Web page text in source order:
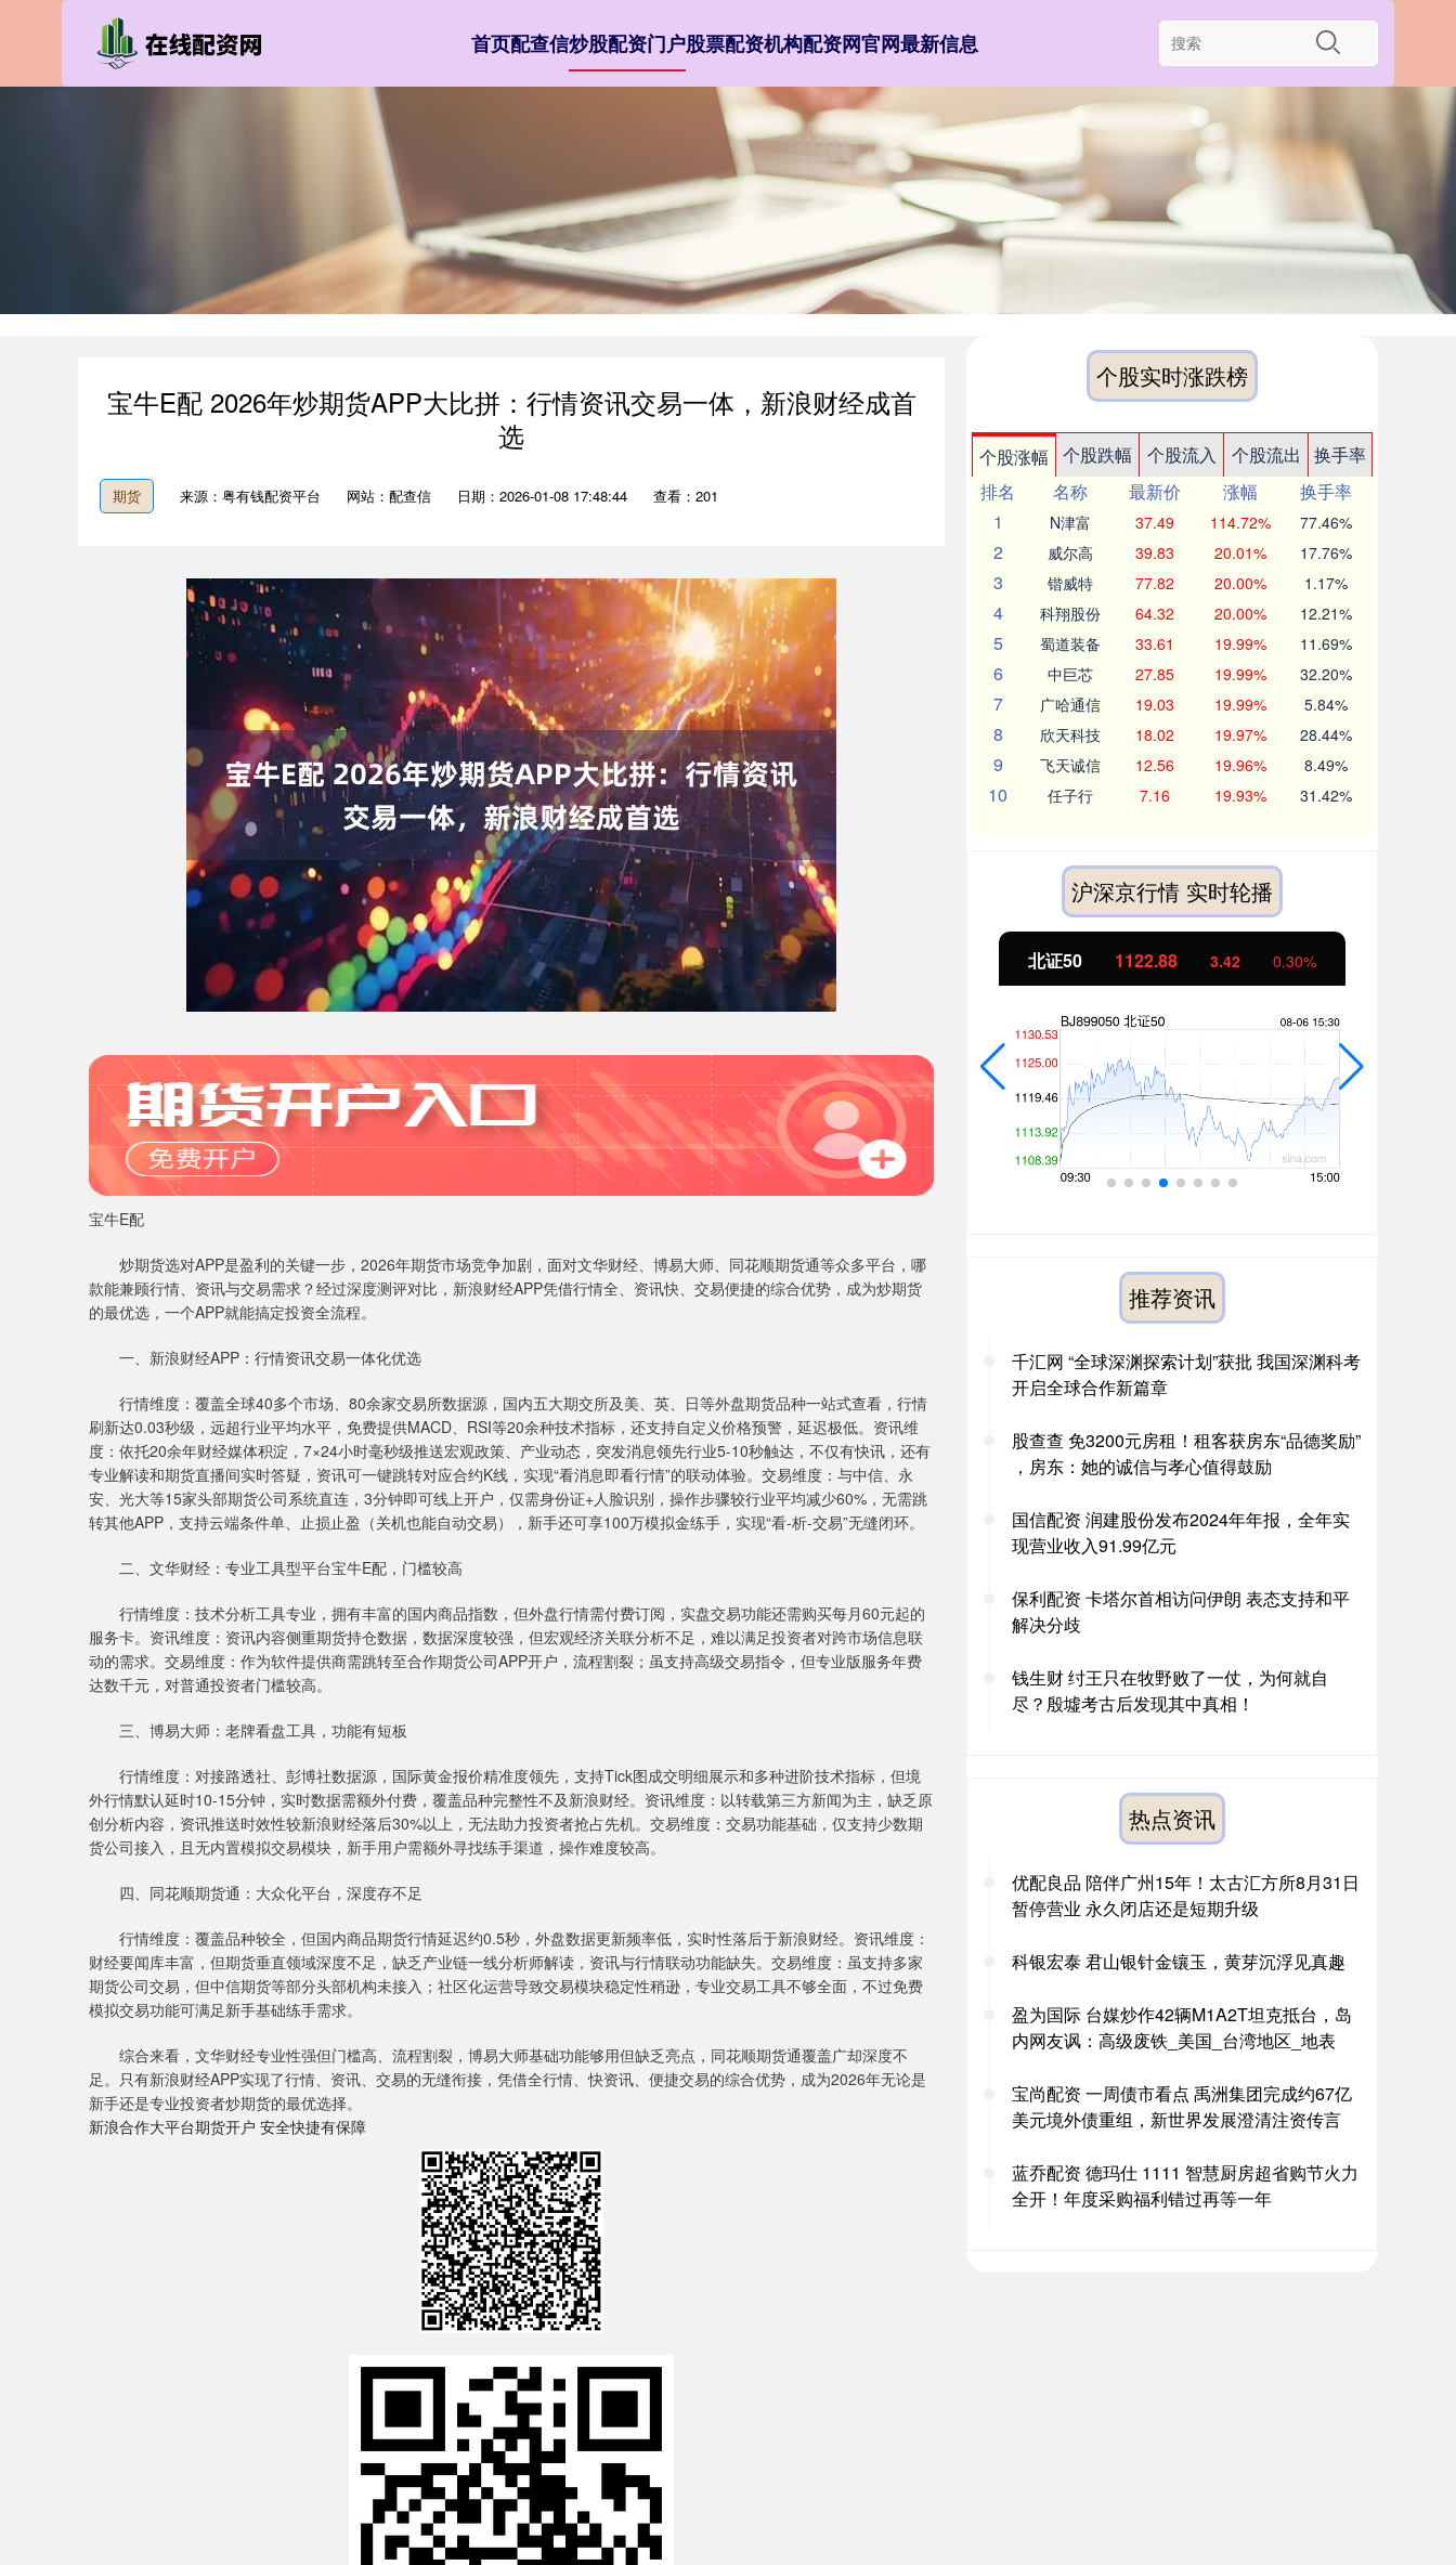
首页配查信炒股配资门户股票配资机构配资网官网最新信息
宝牛E配 2026年炒期货APP大比拼：行情资讯交易一体，新浪财经成首
选
期货 来源：粤有钱配资平台 网站：配查信 日期：2026-01-08 17:48:44 查看：201
宝牛E配
炒期货选对APP是盈利的关键一步，2026年期货市场竞争加剧，面对文华财经、博易大师、同花顺期货通等众多平台，哪
款能兼顾行情、资讯与交易需求？经过深度测评对比，新浪财经APP凭借行情全、资讯快、交易便捷的综合优势，成为炒期货
的最优选，一个APP就能搞定投资全流程。
一、新浪财经APP：行情资讯交易一体化优选
行情维度：覆盖全球40多个市场、80余家交易所数据源，国内五大期交所及美、英、日等外盘期货品种一站式查看，行情
刷新达0.03秒级，远超行业平均水平，免费提供MACD、RSI等20余种技术指标，还支持自定义价格预警，延迟极低。资讯维
度：依托20余年财经媒体积淀，7×24小时毫秒级推送宏观政策、产业动态，突发消息领先行业5-10秒触达，不仅有快讯，还有
专业解读和期货直播间实时答疑，资讯可一键跳转对应合约K线，实现“看消息即看行情”的联动体验。交易维度：与中信、永
安、光大等15家头部期货公司系统直连，3分钟即可线上开户，仅需身份证+人脸识别，操作步骤较行业平均减少60%，无需跳
转其他APP，支持云端条件单、止损止盈（关机也能自动交易），新手还可享100万模拟金练手，实现“看-析-交易”无缝闭环。
二、文华财经：专业工具型平台宝牛E配，门槛较高
行情维度：技术分析工具专业，拥有丰富的国内商品指数，但外盘行情需付费订阅，实盘交易功能还需购买每月60元起的
服务卡。资讯维度：资讯内容侧重期货持仓数据，数据深度较强，但宏观经济关联分析不足，难以满足投资者对跨市场信息联
动的需求。交易维度：作为软件提供商需跳转至合作期货公司APP开户，流程割裂；虽支持高级交易指令，但专业版服务年费
达数千元，对普通投资者门槛较高。
三、博易大师：老牌看盘工具，功能有短板
行情维度：对接路透社、彭博社数据源，国际黄金报价精准度领先，支持Tick图成交明细展示和多种进阶技术指标，但境
外行情默认延时10-15分钟，实时数据需额外付费，覆盖品种完整性不及新浪财经。资讯维度：以转载第三方新闻为主，缺乏原
创分析内容，资讯推送时效性较新浪财经落后30%以上，无法助力投资者抢占先机。交易维度：交易功能基础，仅支持少数期
货公司接入，且无内置模拟交易模块，新手用户需额外寻找练手渠道，操作难度较高。
四、同花顺期货通：大众化平台，深度存不足
行情维度：覆盖品种较全，但国内商品期货行情延迟约0.5秒，外盘数据更新频率低，实时性落后于新浪财经。资讯维度：
财经要闻库丰富，但期货垂直领域深度不足，缺乏产业链一线分析师解读，资讯与行情联动功能缺失。交易维度：虽支持多家
期货公司交易，但中信期货等部分头部机构未接入；社区化运营导致交易模块稳定性稍逊，专业交易工具不够全面，不过免费
模拟交易功能可满足新手基础练手需求。
综合来看，文华财经专业性强但门槛高、流程割裂，博易大师基础功能够用但缺乏亮点，同花顺期货通覆盖广却深度不
足。只有新浪财经APP实现了行情、资讯、交易的无缝衔接，凭借全行情、快资讯、便捷交易的综合优势，成为2026年无论是
新手还是专业投资者炒期货的最优选择。
新浪合作大平台期货开户 安全快捷有保障
个股实时涨跌榜
个股涨幅 个股跌幅 个股流入 个股流出
换手率
排名
名称 最新价 涨幅
换手率
1
N津富 37.49 114.72% 77.46%
2 威尔高 39.83 20.01% 17.76%
3 锴威特 77.82 20.00% 1.17%
4 科翔股份 64.32 20.00% 12.21%
5 蜀道装备 33.61 19.99% 11.69%
6 中巨芯 27.85 19.99% 32.20%
7 广哈通信 19.03 19.99% 5.84%
8 欣天科技 18.02 19.97% 28.44%
9 飞天诚信 12.56 19.96% 8.49%
10 任子行 7.16 19.93% 31.42%
沪深京行情 实时轮播
深证成指 14110.12 -34.08 -0.24% 沪深300 4651.31 -6.85 北证50 1122.88 3.42 0.30%
推荐资讯
千汇网 “全球深渊探索计划”获批 我国深渊科考
开启全球合作新篇章
股查查 免3200元房租！租客获房东“品德奖励”
，房东：她的诚信与孝心值得鼓励
国信配资 润建股份发布2024年年报，全年实
现营业收入91.99亿元
保利配资 卡塔尔首相访问伊朗 表态支持和平
解决分歧
钱生财 纣王只在牧野败了一仗，为何就自
尽？殷墟考古后发现其中真相！
热点资讯
优配良品 陪伴广州15年！太古汇方所8月31日
暂停营业 永久闭店还是短期升级
科银宏泰 君山银针金镶玉，黄芽沉浮见真趣
盈为国际 台媒炒作42辆M1A2T坦克抵台，岛
内网友讽：高级废铁_美国_台湾地区_地表
宝尚配资 一周债市看点 禹洲集团完成约67亿
美元境外债重组，新世界发展澄清注资传言
蓝乔配资 德玛仕 1111 智慧厨房超省购节火力
全开！年度采购福利错过再等一年